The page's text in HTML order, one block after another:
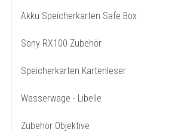
Akku Speicherkarten Safe Box
Sony RX100 Zubehör
Speicherkarten Kartenleser
Wasserwage - Libelle
Zubehör Objektive